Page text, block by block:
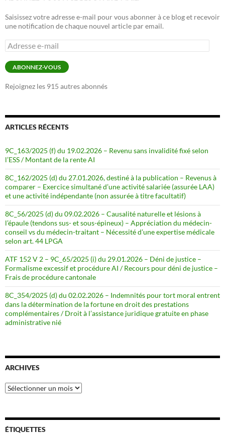
Saisissez votre adresse e-mail pour vous abonner à ce blog et recevoir
une notification de chaque nouvel article par email.
Adresse
e-
mail
ABONNEZ-VOUS
Rejoignez les 915 autres abonnés
ARTICLES RÉCENTS
9C_163/2025 (f) du 19.02.2026 – Revenu sans invalidité fixé selon
l’ESS / Montant de la rente AI
8C_162/2025 (d) du 27.01.2026, destiné à la publication – Revenus à
comparer – Exercice simultané d’une activité salariée (assurée LAA)
et une activité indépendante (non assurée à titre facultatif)
8C_56/2025 (d) du 09.02.2026 – Causalité naturelle et lésions à
l’épaule (tendons sus- et sous-épineux) – Appréciation du médecin-
conseil vs du médecin-traitant – Nécessité d’une expertise médicale
selon art. 44 LPGA
ATF 152 V 2 – 9C_65/2025 (i) du 29.01.2026 – Déni de justice –
Formalisme excessif et procédure AI / Recours pour déni de justice –
Frais de procédure cantonale
8C_354/2025 (d) du 02.02.2026 – Indemnités pour tort moral entrent
dans la détermination de la fortune en droit des prestations
complémentaires / Droit à l’assistance juridique gratuite en phase
administrative nié
ARCHIVES
Archives
ÉTIQUETTES